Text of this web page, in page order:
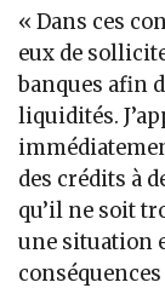
« Dans ces
eux de
banques afin
liquidités.
des crédits à
qu’il ne soit
une situation